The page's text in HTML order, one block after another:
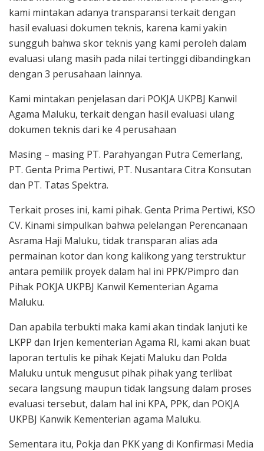
kami mintakan adanya transparansi terkait dengan
hasil evaluasi dokumen teknis, karena kami yakin
sungguh bahwa skor teknis yang kami peroleh dalam
evaluasi ulang masih pada nilai tertinggi dibandingkan
dengan 3 perusahaan lainnya.
Kami mintakan penjelasan dari POKJA UKPBJ Kanwil
Agama Maluku, terkait dengan hasil evaluasi ulang
dokumen teknis dari ke 4 perusahaan
Masing – masing PT. Parahyangan Putra Cemerlang,
PT. Genta Prima Pertiwi, PT. Nusantara Citra Konsutan
dan PT. Tatas Spektra.
Terkait proses ini, kami pihak. Genta Prima Pertiwi, KSO
CV. Kinami simpulkan bahwa pelelangan Perencanaan
Asrama Haji Maluku, tidak transparan alias ada
permainan kotor dan kong kalikong yang terstruktur
antara pemilik proyek dalam hal ini PPK/Pimpro dan
Pihak POKJA UKPBJ Kanwil Kementerian Agama
Maluku.
Dan apabila terbukti maka kami akan tindak lanjuti ke
LKPP dan Irjen kementerian Agama RI, kami akan buat
laporan tertulis ke pihak Kejati Maluku dan Polda
Maluku untuk mengusut pihak pihak yang terlibat
secara langsung maupun tidak langsung dalam proses
evaluasi tersebut, dalam hal ini KPA, PPK, dan POKJA
UKPBJ Kanwik Kementerian agama Maluku.
Sementara itu, Pokja dan PKK yang di Konfirmasi Media